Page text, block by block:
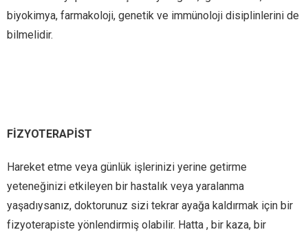
biyokimya, farmakoloji, genetik ve immünoloji disiplinlerini de
bilmelidir.
FİZYOTERAPİST
Hareket etme veya günlük işlerinizi yerine getirme
yeteneğinizi etkileyen bir hastalık veya yaralanma
yaşadıysanız, doktorunuz sizi tekrar ayağa kaldırmak için bir
fizyoterapiste yönlendirmiş olabilir. Hatta , bir kaza, bir